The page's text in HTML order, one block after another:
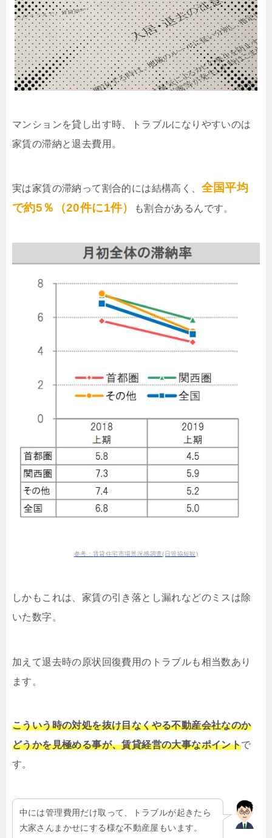
マンションを貸し出す時、トラブルになりやすいのは
家賃の滞納と退去費用。
実は家賃の滞納って割合的には結構高く、 全国平均
で約5％（20件に1件）
も割合があるんです。
参考：賃貸住宅市場景況感調査(日管協短観)
しかもこれは、家賃の引き落とし漏れなどのミスは除
いた数字。
加えて退去時の原状回復費用のトラブルも相当数あり
ます。
こういう時の対処を抜け目なくやる不動産会社なのか
どうかを見極める事が、賃貸経営の大事なポイントで
す。
中には管理費用だけ取って、トラブルが起きたら
大家さんまかせにする様な不動産屋もいます。